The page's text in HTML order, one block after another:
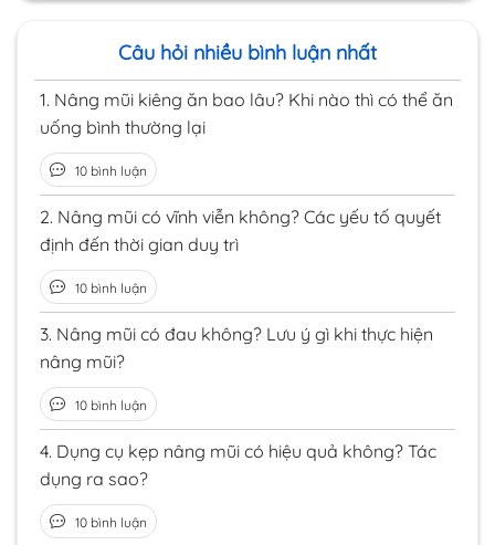
Câu hỏi nhiều bình luận nhất
1. Nâng mũi kiêng ăn bao lâu? Khi nào thì có thể ăn
uống bình thường lại
10 bình luận
2. Nâng mũi có vĩnh viễn không? Các yếu tố quyết
định đến thời gian duy trì
10 bình luận
3. Nâng mũi có đau không? Lưu ý gì khi thực hiện
nâng mũi?
10 bình luận
4. Dụng cụ kẹp nâng mũi có hiệu quả không? Tác
dụng ra sao?
10 bình luận